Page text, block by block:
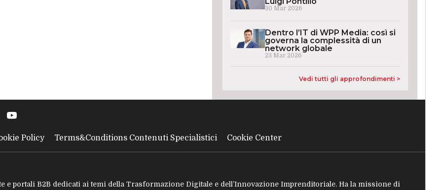
30 Mar 2026
Dentro l’IT di WPP Media: così si
governa la complessità di un
network globale
23 Mar 2026
Vedi tutti gli approfondimenti >
Policy Terms&Conditions Contenuti Specialistici Cookie Center
e portali B2B dedicati ai temi della Trasformazione Digitale e dell’Innovazione Imprenditoriale. Ha la missione di